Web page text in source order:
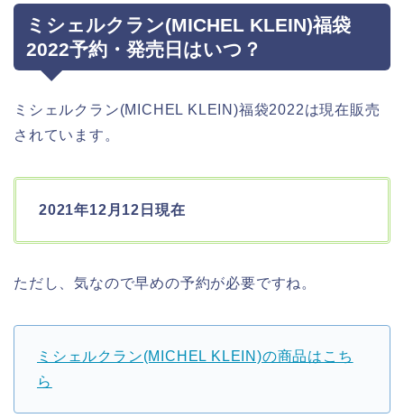
ミシェルクラン(MICHEL KLEIN)福袋
2022予約・発売日はいつ？
ミシェルクラン(MICHEL KLEIN)福袋2022は現在販売
されています。
2021年12月12日現在
ただし、気なので早めの予約が必要ですね。
ミシェルクラン(MICHEL KLEIN)の商品はこち
ら